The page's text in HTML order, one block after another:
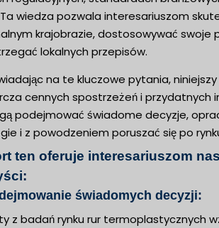
wiedza pozwala interesariuszom
krajobrazie, dostosowywać swoje
lokalnych przepisów.
na te kluczowe pytania,
cennych spostrzeżeń i przydatnych
podejmować świadome decyzje,
i z powodzeniem poruszać się po
ten oferuje interesariuszom
świadomych decyzji:
z badań rynku rur termoplastycznych